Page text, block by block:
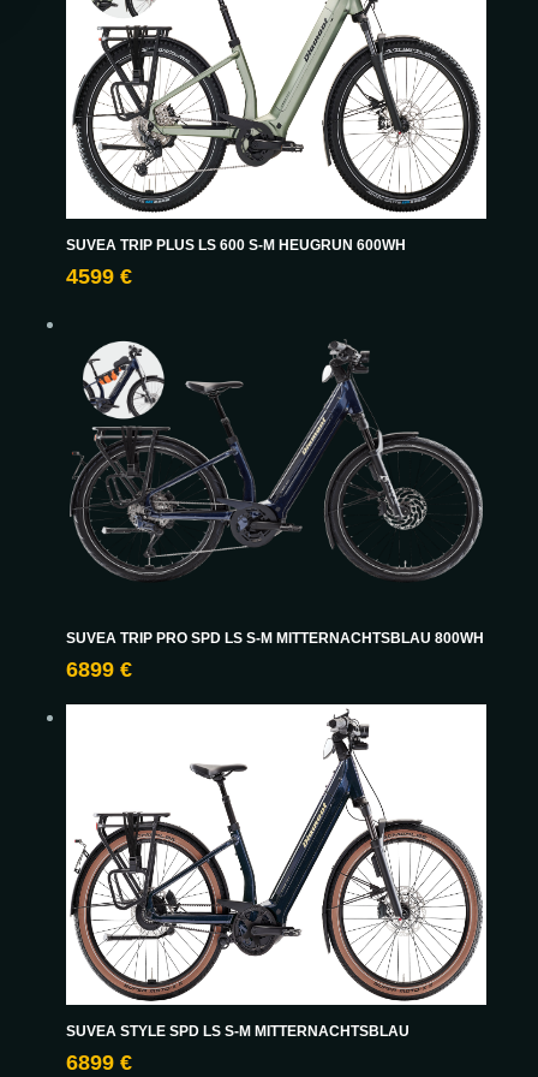
SUVEA TRIP PLUS LS 600 S-M HEUGRUN 600WH
4599 €
SUVEA TRIP PRO SPD LS S-M MITTERNACHTSBLAU 800WH
6899 €
SUVEA STYLE SPD LS S-M MITTERNACHTSBLAU
6899 €